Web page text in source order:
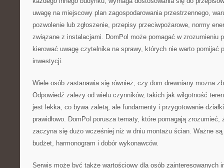
uwagę na miejscowy plan zagospodarowania przestrzennego,
pozwolenie lub zgłoszenie, przepisy przeciwpożarowe, normy
związane z instalacjami. DomPol może pomagać w zrozumieniu
kierować uwagę czytelnika na sprawy, których nie warto pomijać
inwestycji.
Wiele osób zastanawia się również, czy dom drewniany można
Odpowiedź zależy od wielu czynników, takich jak wilgotność
jest lekka, co bywa zaletą, ale fundamenty i przygotowanie
prawidłowo. DomPol porusza tematy, które pomagają zrozumieć,
zaczyna się dużo wcześniej niż w dniu montażu ścian. Ważne są
budżet, harmonogram i dobór wykonawców.
Serwis może być także wartościowy dla osób zainteresowanych